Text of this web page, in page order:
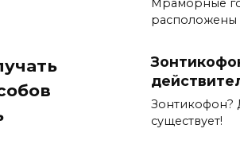
Мраморные
расположены
Зонтикофон?
существует!